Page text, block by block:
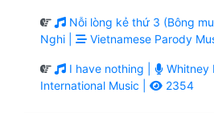
Nỗi lòng kẻ thứ 3 (Bông
Nghi |
Vietnamese Parody
I have nothing |
Whitney
International Music |
2354